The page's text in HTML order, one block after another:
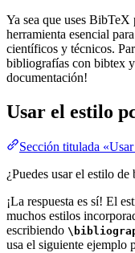
Ya sea que uses BibTeX
herramienta esencial
científicos y técnicos.
bibliografías con bibtex
documentación!
Usar el estilo
Sección titulada
¿Puedes usar el estilo
¡La respuesta es sí! El
muchos estilos
escribiendo
usa el siguiente ejemplo